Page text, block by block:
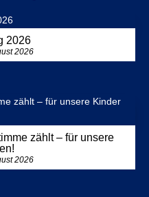
2026
2026
zählt – für unsere
2026